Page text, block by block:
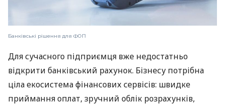
Банківські рішення для ФОП
Для сучасного підприємця вже недостатньо
відкрити банківський рахунок. Бізнесу потрібна
ціла екосистема фінансових сервісів: швидке
приймання оплат, зручний облік розрахунків,